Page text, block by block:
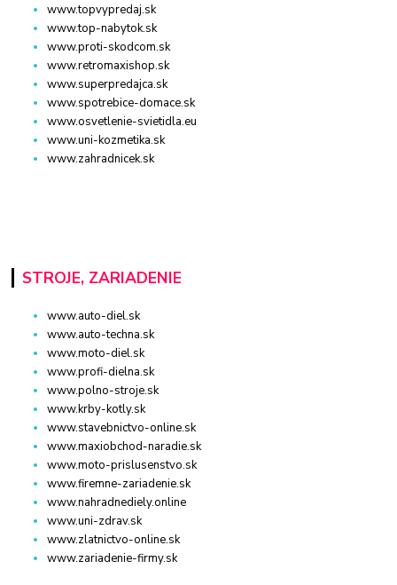
www.topvypredaj.sk
www.top-nabytok.sk
www.proti-skodcom.sk
www.retromaxishop.sk
www.superpredajca.sk
www.spotrebice-domace.sk
www.osvetlenie-svietidla.eu
www.uni-kozmetika.sk
www.zahradnicek.sk
STROJE, ZARIADENIE
www.auto-diel.sk
www.auto-techna.sk
www.moto-diel.sk
www.profi-dielna.sk
www.polno-stroje.sk
www.krby-kotly.sk
www.stavebnictvo-online.sk
www.maxiobchod-naradie.sk
www.moto-prislusenstvo.sk
www.firemne-zariadenie.sk
www.nahradnediely.online
www.uni-zdrav.sk
www.zlatnictvo-online.sk
www.zariadenie-firmy.sk